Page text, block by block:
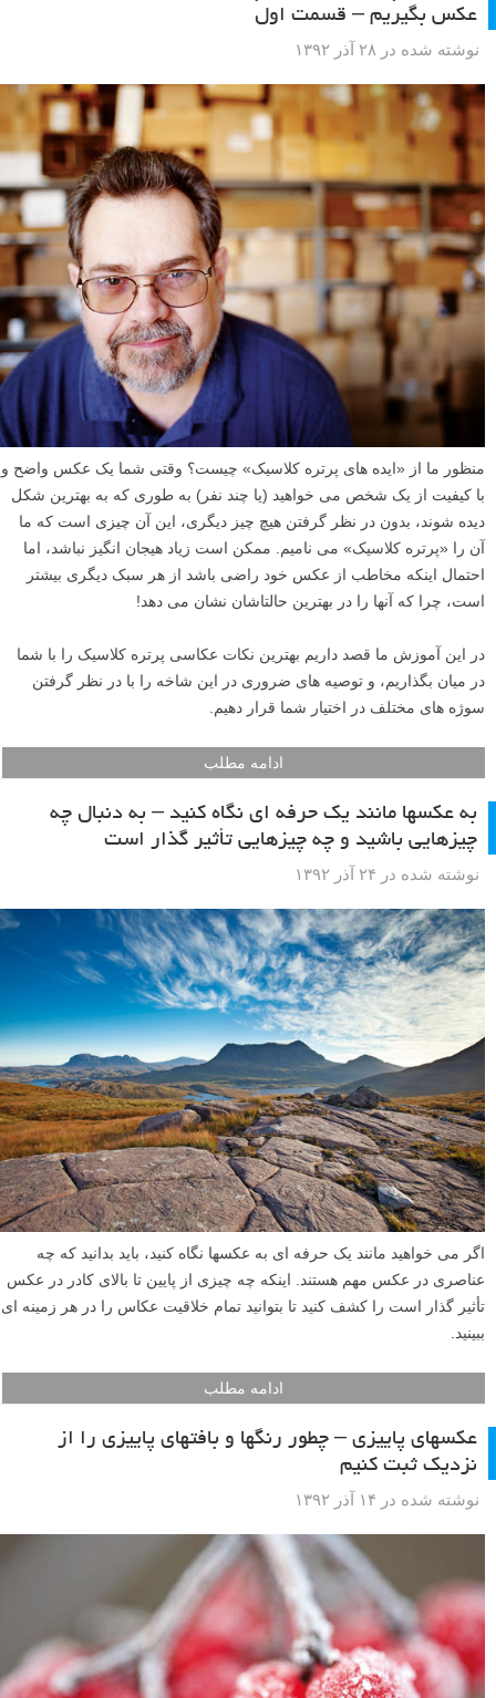
عکس بگیریم – قسمت اول
نوشته شده در ۲۸ آذر ۱۳۹۲
منظور ما از «ایده های پرتره کلاسیک» چیست؟ وقتی شما یک عکس واضح و
با کیفیت از یک شخص می خواهید (یا چند نفر) به طوری که به بهترین شکل
دیده شوند، بدون در نظر گرفتن هیچ چیز دیگری، این آن چیزی است که ما
آن را «پرتره کلاسیک» می نامیم. ممکن است زیاد هیجان انگیز نباشد، اما
احتمال اینکه مخاطب از عکس خود راضی باشد از هر سبک دیگری بیشتر
است، چرا که آنها را در بهترین حالتاشان نشان می دهد!
در این آموزش ما قصد داریم بهترین نکات عکاسی پرتره کلاسیک را با شما
در میان بگذاریم، و توصیه های ضروری در این شاخه را با در نظر گرفتن
سوژه های مختلف در اختیار شما قرار دهیم.
ادامه مطلب
به عکسها مانند یک حرفه ای نگاه کنید – به دنبال چه
چیزهایی باشید و چه چیزهایی تأثیر گذار است
نوشته شده در ۲۴ آذر ۱۳۹۲
اگر می خواهید مانند یک حرفه ای به عکسها نگاه کنید، باید بدانید که چه
عناصری در عکس مهم هستند. اینکه چه چیزی از پایین تا بالای کادر در عکس
تأثیر گذار است را کشف کنید تا بتوانید تمام خلاقیت عکاس را در هر زمینه ای
ببینید.
ادامه مطلب
عکسهای پاییزی – چطور رنگها و بافتهای پاییزی را از
نزدیک ثبت کنیم
نوشته شده در ۱۴ آذر ۱۳۹۲